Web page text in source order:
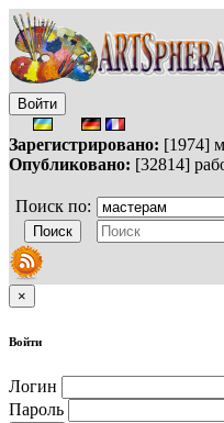
Войти
Зарегистрировано: [1974]
Опубликовано: [32814]
Поиск по:
×
Войти
Логин
Пароль